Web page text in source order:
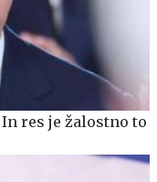
In res je žalostno to